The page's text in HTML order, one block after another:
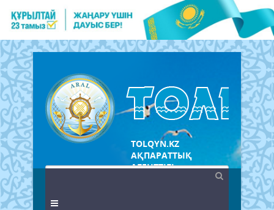
TOLQYN.KZ
АҚПАРАТТЫҚ
АГЕНТТІГІ